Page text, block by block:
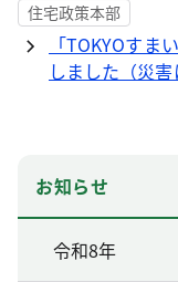
住宅政策本部
「TOKYOす
しました（災
お知らせ
令和8年